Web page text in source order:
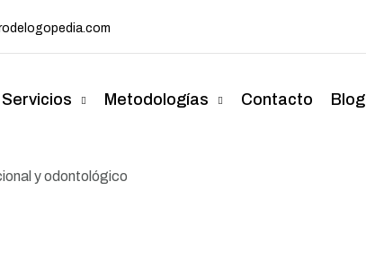
Metodologías Contacto Blog
y odontológico